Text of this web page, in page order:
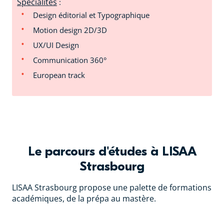
Design éditorial et Typographique
Motion design 2D/3D
UX/UI Design
Communication 360°
European track
Le parcours d'études à LISAA
Strasbourg
LISAA Strasbourg propose une palette de formations
académiques, de la prépa au mastère.